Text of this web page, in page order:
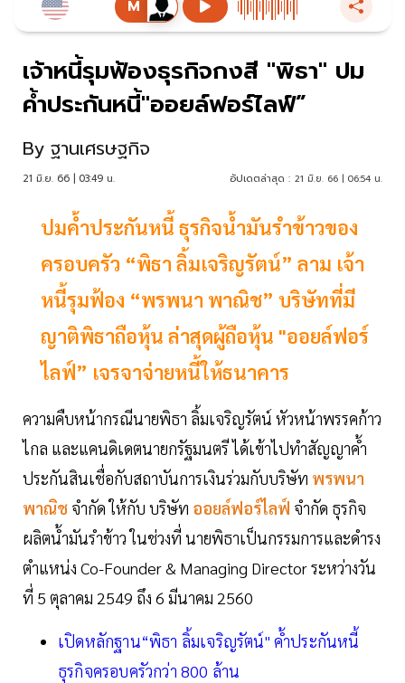
เจ้าหนี้รุมฟ้องธุรกิจกงสี "พิธา" ปม
ค้ำประกันหนี้"ออยล์ฟอร์ไลฟ์”
By ฐานเศรษฐกิจ
21 มิ.ย. 66 | 03:49 น. อัปเดตล่าสุด : 21 มิ.ย. 66 | 06:54 น.
ปมค้ำประกันหนี้ ธุรกิจน้ำมันรำข้าวของ
ครอบครัว “พิธา ลิ้มเจริญรัตน์” ลาม เจ้า
หนี้รุมฟ้อง “พรพนา พาณิช” บริษัทที่มี
ญาติพิธาถือหุ้น ล่าสุดผู้ถือหุ้น "ออยล์ฟอร์
ไลฟ์” เจรจาจ่ายหนี้ให้ธนาคาร
ความคืบหน้ากรณีนายพิธา ลิ้มเจริญรัตน์ หัวหน้าพรรคก้าว
ไกล และแคนดิเดตนายกรัฐมนตรี ได้เข้าไปทำสัญญาค้ำ
ประกันสินเชื่อกับสถาบันการเงินร่วมกับบริษัท พรพนา
พาณิช จำกัด ให้กับ บริษัท ออยล์ฟอร์ไลฟ์ จำกัด ธุรกิจ
ผลิตน้ำมันรำข้าว ในช่วงที่ นายพิธาเป็นกรรมการและดำรง
ตำแหน่ง Co-Founder & Managing Director ระหว่างวัน
ที่ 5 ตุลาคม 2549 ถึง 6 มีนาคม 2560
เปิดหลักฐาน“พิธา ลิ้มเจริญรัตน์" ค้ำประกันหนี้
ธุรกิจครอบครัวกว่า 800 ล้าน